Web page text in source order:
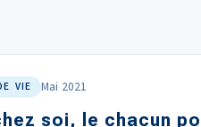
VIE Mai 2021
soi, le chacun